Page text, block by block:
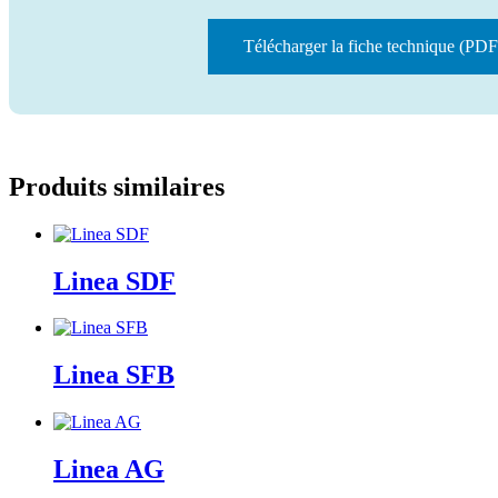
Télécharger la fiche technique
Produits similaires
Linea SDF
Linea SFB
Linea AG